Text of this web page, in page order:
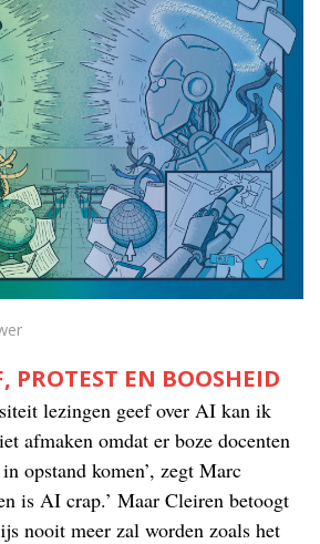
EN BOOSHEID
lezingen geef over AI kan ik
afmaken omdat er boze docenten
opstand komen’, zegt Marc
is AI crap.’ Maar Cleiren betoogt
nooit meer zal worden zoals het